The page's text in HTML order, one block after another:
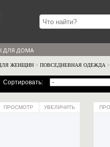
ДЛЯ ДОМА
ЖЕНЩИН > ПОВСЕДНЕВНАЯ ОДЕЖДА
Сортировать:
ПРОСМОТР УВЕЛИЧИТЬ